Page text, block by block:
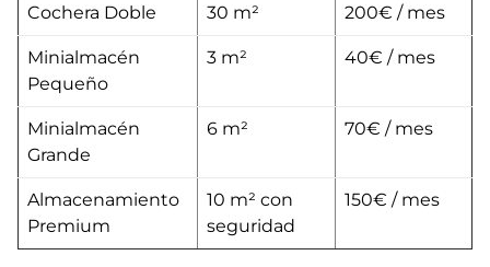
Cochera Doble 30 m² 200€ / mes
Minialmacén
Pequeño
3 m² 40€ / mes
Minialmacén
Grande
6 m² 70€ / mes
Almacenamiento
Premium
10 m² con
seguridad
150€ / mes